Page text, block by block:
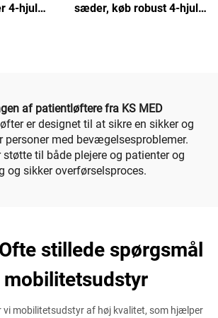
4-hjuls
sæder, køb robust 4-hjuls
af patientløftere fra KS MED
er designet til at sikre en sikker og
personer med bevægelsesproblemer.
til både plejere og patienter og
og sikker overførselsproces.
stillede spørgsmål
mobilitetsudstyr
vi mobilitetsudstyr af høj kvalitet, som hjælper